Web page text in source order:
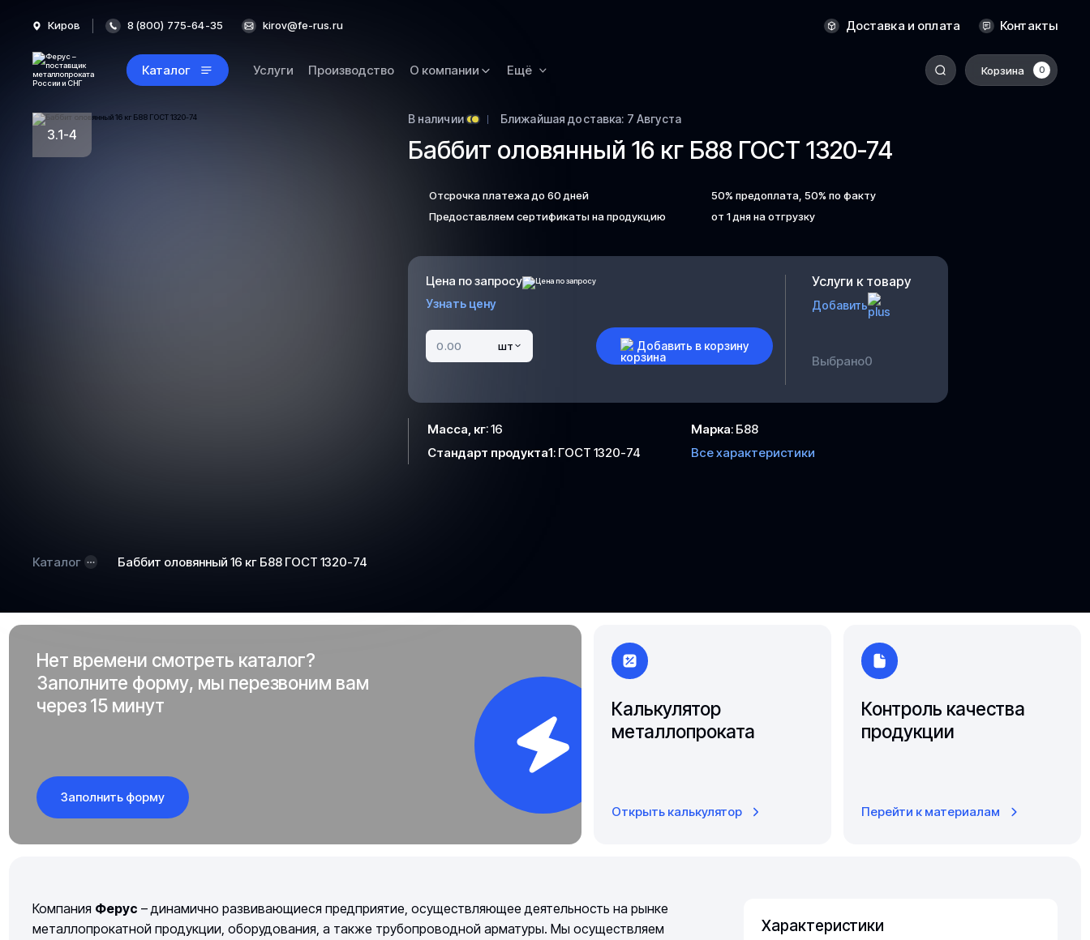
Киров 8 (800) 775-64-35 kirov@fe-rus.ru Доставка и оплата Контакты
Каталог Услуги Производство О компании Ещё Корзина 0
Оренбург
Ростов-на-Дону
Рязань
Самара
Тольятти
Тула
Тюмень
Чита
3.1-4
В наличии Ближайшая доставка: 7 Августа
Баббит оловянный 16 кг Б88 ГОСТ 1320-74
Отсрочка платежа до 60 дней
50% предоплата, 50% по факту
Предоставляем сертификаты на продукцию
от 1 дня на отгрузку
Цена по запросу
Узнать цену
шт Добавить в корзину
Услуги к товару
Добавить
Выбрано0
Масса, кг:16 Марка: Б88
Стандарт продукта1: ГОСТ 1320-74 Все характеристики
Каталог Баббит оловянный 16 кг Б88 ГОСТ 1320-74
Нет времени смотреть каталог?
Заполните форму, мы перезвоним вам
через 15 минут
Заполнить форму
Калькулятор
металлопроката
Открыть калькулятор
Контроль качества
продукции
Перейти к материалам
Компания Ферус – динамично развивающиеся предприятие, осуществляющее деятельность на рынке
металлопрокатной продукции, оборудования, а также трубопроводной арматуры. Мы осуществляем
Характеристики